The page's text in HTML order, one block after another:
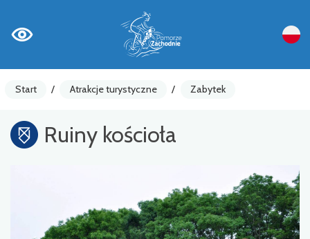
Start / Atrakcje turystyczne / Zabytek
Ruiny kościoła